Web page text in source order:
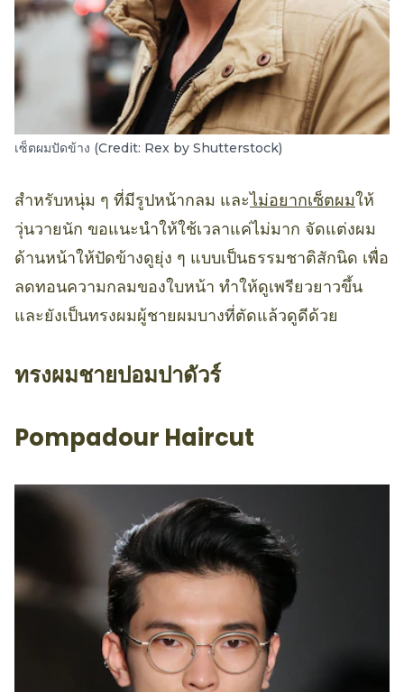
เซ็ตผมปัดข้าง (Credit: Rex by Shutterstock)
สำหรับหนุ่ม ๆ ที่มีรูปหน้ากลม และไม่อยากเซ็ตผมให้
วุ่นวายนัก ขอแนะนำให้ใช้เวลาแค่ไม่มาก จัดแต่งผม
ด้านหน้าให้ปัดข้างดูยุ่ง ๆ แบบเป็นธรรมชาติสักนิด เพื่อ
ลดทอนความกลมของใบหน้า ทำให้ดูเพรียวยาวขึ้น
และยังเป็นทรงผมผู้ชายผมบางที่ตัดแล้วดูดีด้วย
ทรงผมชายปอมปาดัวร์
Pompadour Haircut